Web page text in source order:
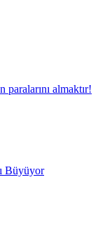
almaktır!
Büyüyor